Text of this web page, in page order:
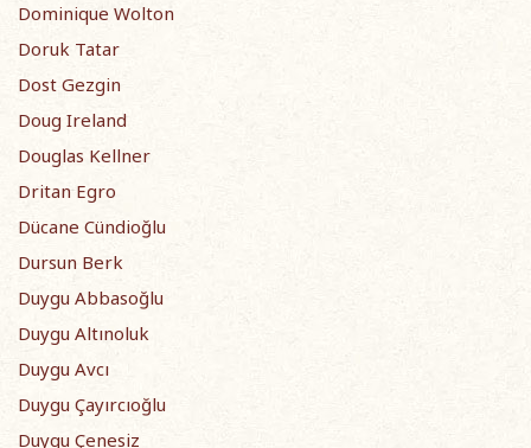
Dominique Wolton
Doruk Tatar
Dost Gezgin
Doug Ireland
Douglas Kellner
Dritan Egro
Dücane Cündioğlu
Dursun Berk
Duygu Abbasoğlu
Duygu Altınoluk
Duygu Avcı
Duygu Çayırcıoğlu
Duygu Çenesiz